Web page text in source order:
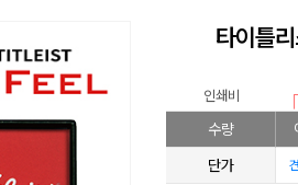
타이틀
인쇄비
수량
단가